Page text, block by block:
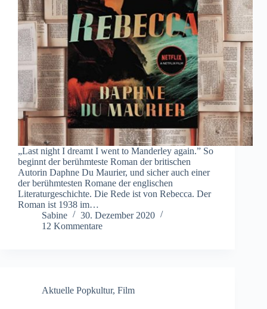
„Last night I dreamt I went to Manderley again.” So
beginnt der berühmteste Roman der britischen
Autorin Daphne Du Maurier, und sicher auch einer
der berühmtesten Romane der englischen
Literaturgeschichte. Die Rede ist von Rebecca. Der
Roman ist 1938 im…
Sabine
30. Dezember 2020
12 Kommentare
Aktuelle Popkultur, Film